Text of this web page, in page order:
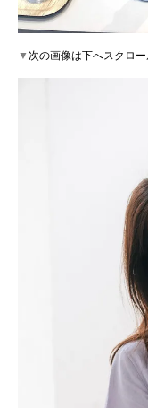
▼次の画像は下へスクロ